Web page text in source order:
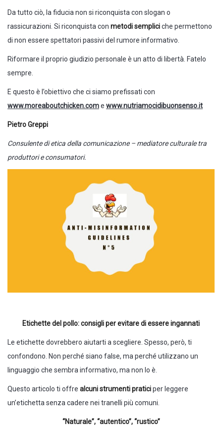
Da tutto ciò, la fiducia non si riconquista con slogan o
rassicurazioni. Si riconquista con metodi sempliciche permettono
di non essere spettatori passivi del rumore informativo.
Riformare il proprio giudizio personale è un atto di libertà. Fatelo
sempre.
E questo è l’obiettivo che ci siamo prefissati con
www.moreaboutchicken.come www.nutriamocidibuonsenso.it
Pietro Greppi
Consulente di etica della comunicazione – mediatore culturale tra
produttori e consumatori.
Etichette del pollo: consigli per evitare di essere ingannati
Le etichette dovrebbero aiutarti a scegliere. Spesso, però, ti
confondono. Non perché siano false, ma perché utilizzano un
linguaggio che sembra informativo, ma non lo è.
Questo articolo ti offre alcuni strumenti praticiper leggere
un’etichetta senza cadere nei tranelli più comuni.
“Naturale”, “autentico”, “rustico”